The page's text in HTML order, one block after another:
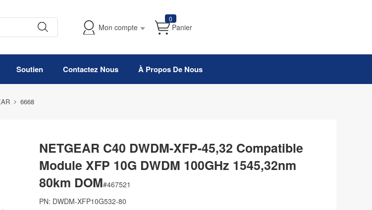
Mon compte
0
Panier
Soutien Contactez Nous À Propos De Nous
6668
NETGEAR C40 DWDM-XFP-45,32 Compatible
Module XFP 10G DWDM 100GHz 1545,32nm
80km DOM#467521
PN: DWDM-XFP10G532-80